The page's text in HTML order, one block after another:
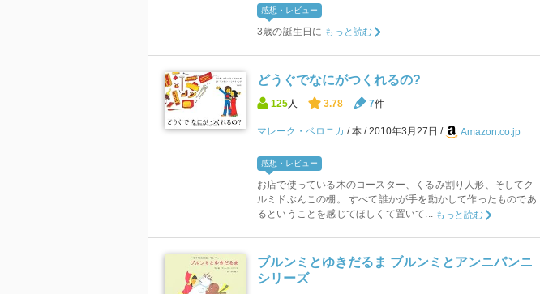
感想・レビュー
3歳の誕生日に もっと読む
どうぐでなにがつくれるの?
125 人 3.78 7件
マレーク・ベロニカ 本 2010年3月27日 Amazon.co.jp
感想・レビュー
お店で使っている木のコースター、くるみ割り人形、そしてク
ルミドぶんこの棚。 すべて誰かが手を動かして作ったものであ
るということを感じてほしくて置いて... もっと読む
ブルンミとゆきだるま ブルンミとアンニパンニ
シリーズ